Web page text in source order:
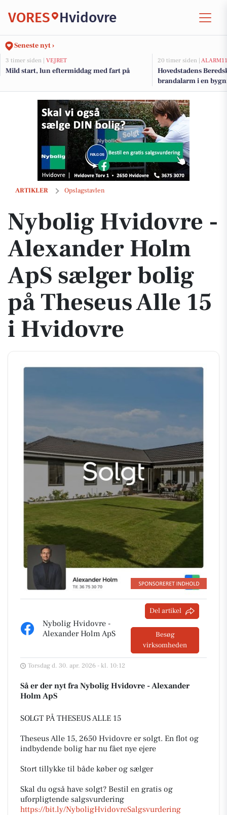
VORES Hvidovre
Seneste nyt ›
3 timer siden | VEJRET
Mild start, lun eftermiddag med fart på
20 timer siden |
Hovedstadens
brandalarm i en
ARTIKLER Opslagstavlen
Nybolig Hvidovre - Alexander Holm ApS sælger bolig på Theseus
Nybolig Hvidovre -
Alexander Holm
ApS sælger bolig
på Theseus Alle 15
i Hvidovre
Nybolig Hvidovre -
Alexander Holm ApS
Del artikel
Besøg
virksomheden
Torsdag d. 30. apr. 2026 - kl. 10:12
Så er der nyt fra Nybolig Hvidovre - Alexander
Holm ApS
SOLGT PÅ THESEUS ALLE 15
Theseus Alle 15, 2650 Hvidovre er solgt. En flot og
indbydende bolig har nu fået nye ejere
Stort tillykke til både køber og sælger
Skal du også have solgt? Bestil en gratis og
uforpligtende salgsvurdering
https://bit.ly/NyboligHvidovreSalgsvurdering